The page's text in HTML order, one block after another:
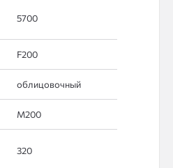
5700
F200
облицовочный
М200
320